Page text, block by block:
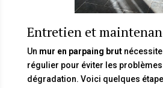
Entretien et
Un mur en parpaing brutnécessite
régulier pour éviter les problèmes
dégradation. Voici quelques